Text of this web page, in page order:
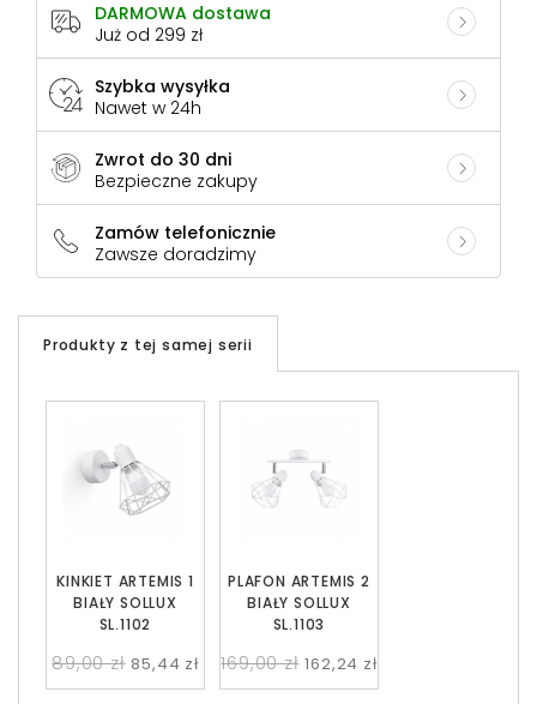
DARMOWA dostawa
Już od 299 zł
Szybka wysyłka
Nawet w 24h
Zwrot do 30 dni
Bezpieczne zakupy
Zamów telefonicznie
Zawsze doradzimy
Produkty z tej samej serii
KINKIET ARTEMIS 1
BIAŁY SOLLUX
SL.1102
89,00 zł 85,44 zł
PLAFON ARTEMIS 2
BIAŁY SOLLUX
SL.1103
169,00 zł 162,24 zł